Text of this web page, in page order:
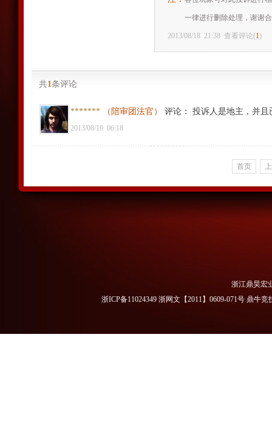
一律进行删除处理，谢谢
2013/08/18 21:38 查看评论(1)
共1条评论
******* （陪审团法官） 评论 ： 投诉人是地主，并
2013/08/19 06:18
首页
浙江鼎昊宏
浙ICP备11024349 浙网文【2011】0609-071号 鼎牛竞